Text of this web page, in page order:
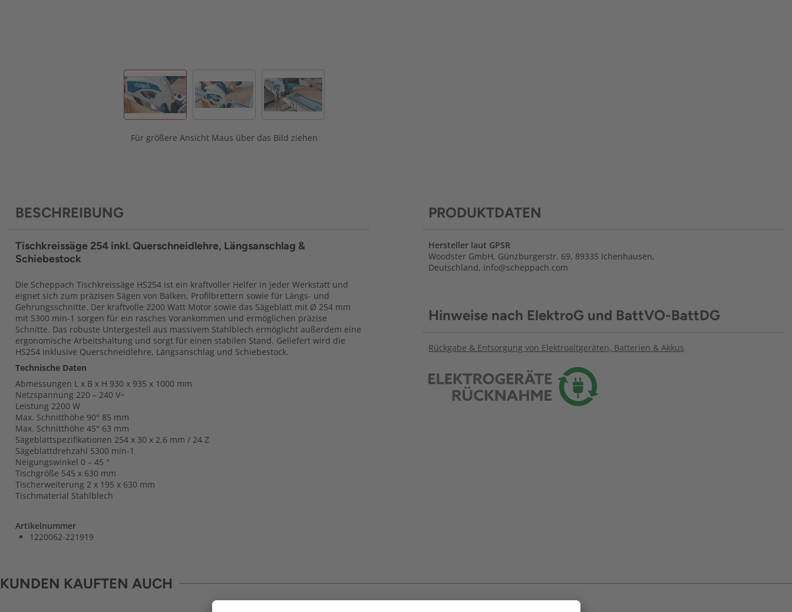
Für größere Ansicht Maus über das Bild ziehen
BESCHREIBUNG
Tischkreissäge 254 inkl. Querschneidlehre, Längsanschlag &
Schiebestock
Die Scheppach Tischkreissäge HS254 ist ein kraftvoller Helfer in jeder Werkstatt und
eignet sich zum präzisen Sägen von Balken, Profilbrettern sowie für Längs- und
Gehrungsschnitte. Der kraftvolle 2200 Watt Motor sowie das Sägeblatt mit Ø 254 mm
mit 5300 min-1 sorgen für ein rasches Vorankommen und ermöglichen präzise
Schnitte. Das robuste Untergestell aus massivem Stahlblech ermöglicht außerdem eine
ergonomische Arbeitshaltung und sorgt für einen stabilen Stand. Geliefert wird die
HS254 inklusive Querschneidlehre, Längsanschlag und Schiebestock.
Technische Daten
Abmessungen L x B x H 930 x 935 x 1000 mm
Netzspannung 220 – 240 V~
Leistung 2200 W
Max. Schnitthöhe 90° 85 mm
Max. Schnitthöhe 45° 63 mm
Sägeblattspezifikationen 254 x 30 x 2,6 mm / 24 Z
Sägeblattdrehzahl 5300 min-1
Neigungswinkel 0 – 45 °
Tischgröße 545 x 630 mm
Tischerweiterung 2 x 195 x 630 mm
Tischmaterial Stahlblech
Artikelnummer
1220062-221919
PRODUKTDATEN
Hersteller laut GPSR
Woodster GmbH, Günzburgerstr. 69, 89335 Ichenhausen,
Deutschland, info@scheppach.com
Hinweise nach ElektroG und BattVO-BattDG
Rückgabe & Entsorgung von Elektroaltgeräten, Batterien & Akkus
KUNDEN KAUFTEN AUCH